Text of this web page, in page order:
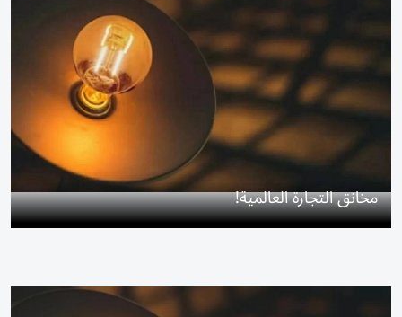
مخانق التجارة العالمية!